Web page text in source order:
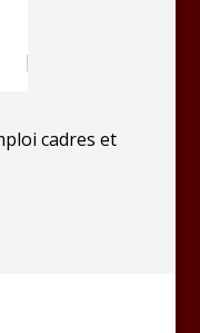
cadres et